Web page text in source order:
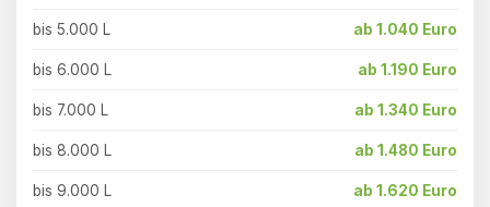
bis 5.000 L ab 1.040 Euro
bis 6.000 L ab 1.190 Euro
bis 7.000 L ab 1.340 Euro
bis 8.000 L ab 1.480 Euro
bis 9.000 L ab 1.620 Euro